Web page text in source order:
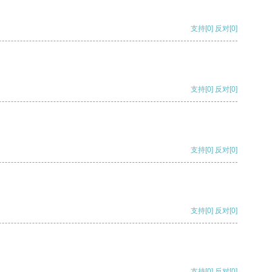
支持[0] 反对[0]
支持[0] 反对[0]
支持[0] 反对[0]
支持[0] 反对[0]